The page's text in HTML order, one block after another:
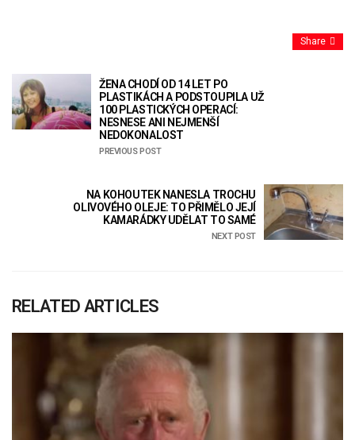
Share
ŽENA CHODÍ OD 14 LET PO
PLASTIKÁCH A PODSTOUPILA UŽ
100 PLASTICKÝCH OPERACÍ:
NESNESE ANI NEJMENŠÍ
NEDOKONALOST
PREVIOUS POST
NA KOHOUTEK NANESLA TROCHU
OLIVOVÉHO OLEJE: TO PŘIMĚLO JEJÍ
KAMARÁDKY UDĚLAT TO SAMÉ
NEXT POST
RELATED ARTICLES